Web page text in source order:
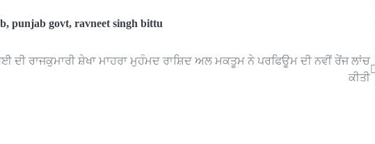
, punjab govt, ravneet singh bittu
ਦੀ ਰਾਜਕੁਮਾਰੀ ਸ਼ੇਖਾ ਮਾਹਰਾ ਮੁਹੰਮਦ ਰਾਸ਼ਿਦ ਅਲ ਮਕਤੂਮ ਨੇ ਪਰਫਿਊਮ ਦੀ ਨਵੀਂ ਰੇਂਜ ਲਾਂਚ
ਕੀਤੀ